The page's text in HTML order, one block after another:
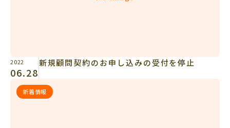
2022
06.28
新規顧問契約のお申し込みの受付を停止
新着情報